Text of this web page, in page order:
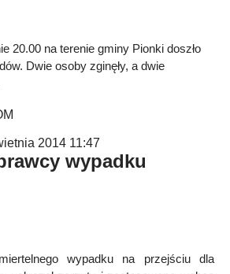
20.00 na terenie gminy Pionki doszło
Dwie osoby zginęły, a dwie
2014 11:47
wypadku
wypadku na przejściu dla